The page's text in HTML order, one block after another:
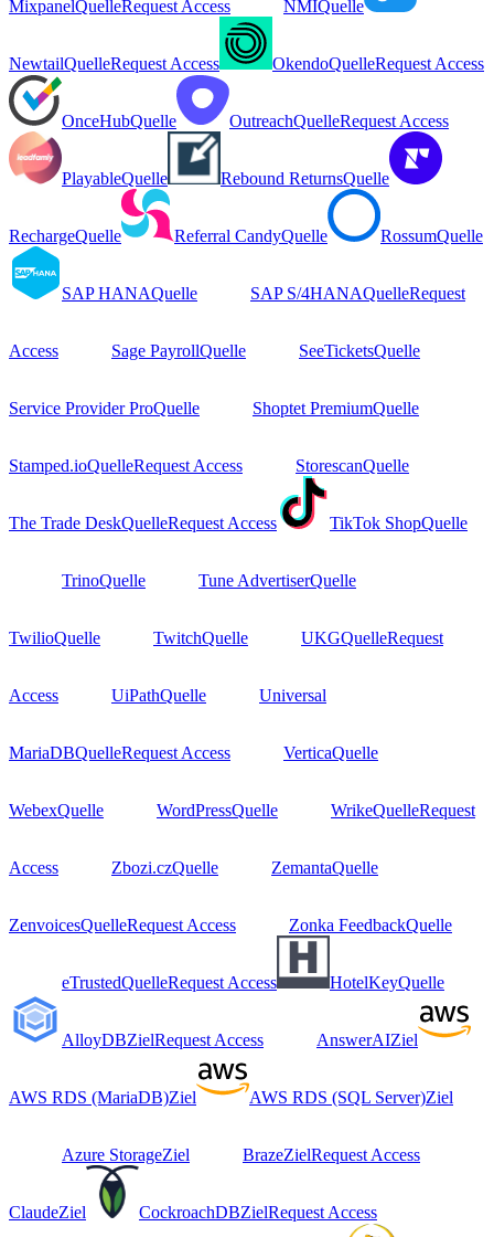
MixpanelQuelleRequest Access NMIQuelle
NewtailQuelleRequest Access OkendoQuelleRequest Access
OnceHubQuelle OutreachQuelleRequest Access
PlayableQuelle Rebound ReturnsQuelle
RechargeQuelle Referral CandyQuelle RossumQuelle
SAP HANAQuelle SAP S/4HANAQuelleRequest
Access Sage PayrollQuelle SeeTicketsQuelle
Service Provider ProQuelle Shoptet PremiumQuelle
Stamped.ioQuelleRequest Access StorescanQuelle
The Trade DeskQuelleRequest Access TikTok ShopQuelle
TrinoQuelle Tune AdvertiserQuelle
TwilioQuelle TwitchQuelle UKGQuelleRequest
Access UiPathQuelle Universal
MariaDBQuelleRequest Access VerticaQuelle
WebexQuelle WordPressQuelle WrikeQuelleRequest
Access Zbozi.czQuelle ZemantaQuelle
ZenvoicesQuelleRequest Access Zonka FeedbackQuelle
eTrustedQuelleRequest Access HotelKeyQuelle
AlloyDBZielRequest Access AnswerAIZiel
AWS RDS (MariaDB)Ziel AWS RDS (SQL Server)Ziel
Azure StorageZiel BrazeZielRequest Access
ClaudeZiel CockroachDBZielRequest Access